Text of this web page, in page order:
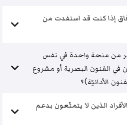
إذا كنت قد استفدت من
من منحة واحدة في نفس
الفنون البصرية أو مشروع
الأدائيّة)؟
الذين لا يتمتّعون بدعم